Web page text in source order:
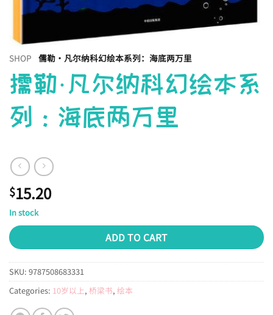
SHOP 儒勒·凡尔纳科幻绘本系列：海底两万里
儒勒·凡尔纳科幻绘本系
列：海底两万里
$15.20
In stock
ADD TO CART
SKU: 9787508683331
Categories: 10岁以上, 桥梁书, 绘本